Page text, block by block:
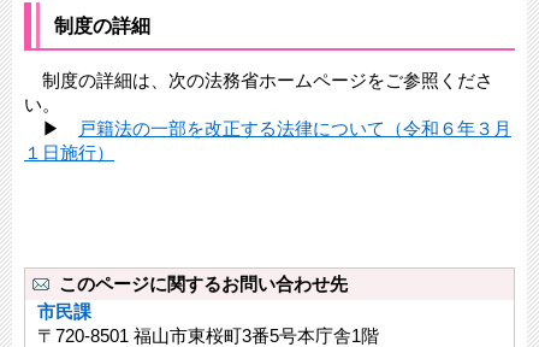
制度の詳細
制度の詳細は、次の法務省ホームページをご参照くださ
い。
​ ▶
戸籍法の一部を改正する法律について（令和６年３月
１日施行）
このページに関するお問い合わせ先
市民課
〒720-8501 福山市東桜町3番5号本庁舎1階